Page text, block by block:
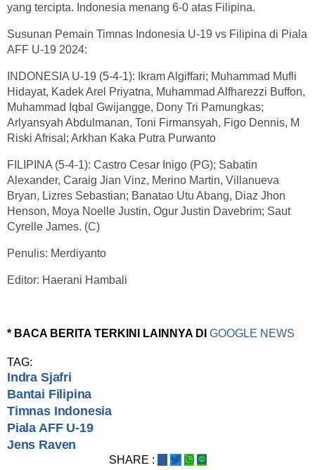
yang tercipta. Indonesia menang 6-0 atas Filipina.
Susunan Pemain Timnas Indonesia U-19 vs Filipina di Piala
AFF U-19 2024:
INDONESIA U-19 (5-4-1): Ikram Algiffari; Muhammad Mufli
Hidayat, Kadek Arel Priyatna, Muhammad Alfharezzi Buffon,
Muhammad Iqbal Gwijangge, Dony Tri Pamungkas;
Arlyansyah Abdulmanan, Toni Firmansyah, Figo Dennis, M
Riski Afrisal; Arkhan Kaka Putra Purwanto
FILIPINA (5-4-1): Castro Cesar Inigo (PG); Sabatin
Alexander, Caraig Jian Vinz, Merino Martin, Villanueva
Bryan, Lizres Sebastian; Banatao Utu Abang, Diaz Jhon
Henson, Moya Noelle Justin, Ogur Justin Davebrim; Saut
Cyrelle James. (C)
Penulis: Merdiyanto
Editor: Haerani Hambali
* BACA BERITA TERKINI LAINNYA DI GOOGLE NEWS
TAG:
Indra Sjafri
Bantai Filipina
Timnas Indonesia
Piala AFF U-19
Jens Raven
SHARE :